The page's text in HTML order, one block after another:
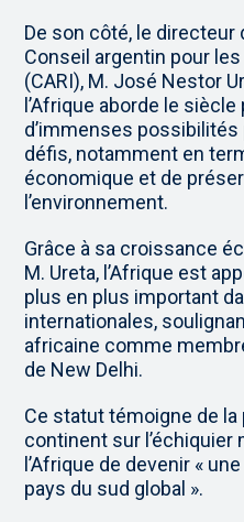
De son côté, le directeur
Conseil argentin pour
(CARI), M. José Nestor
l’Afrique aborde le
d’immenses
défis, notamment en
économique et de
l’environnement.
Grâce à sa croissance
M. Ureta, l’Afrique est
plus en plus important
internationales,
africaine comme
de New Delhi.
Ce statut témoigne de la
continent sur l’échiquier
l’Afrique de devenir «
pays du sud global ».